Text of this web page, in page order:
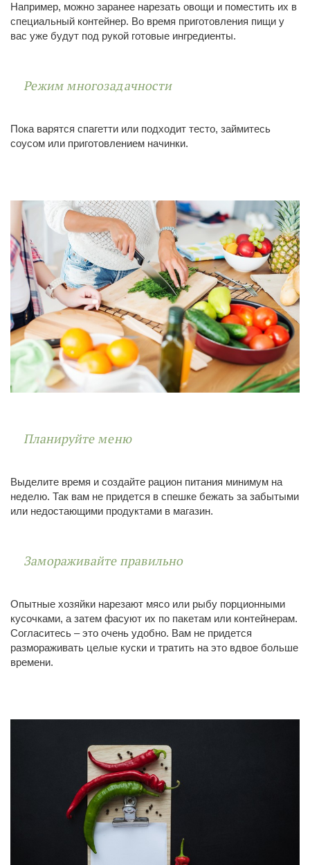
Например, можно заранее нарезать овощи и поместить их в
специальный контейнер. Во время приготовления пищи у
вас уже будут под рукой готовые ингредиенты.
Режим многозадачности
Пока варятся спагетти или подходит тесто, займитесь
соусом или приготовлением начинки.
Планируйте меню
Выделите время и создайте рацион питания минимум на
неделю. Так вам не придется в спешке бежать за забытыми
или недостающими продуктами в магазин.
Замораживайте правильно
Опытные хозяйки нарезают мясо или рыбу порционными
кусочками, а затем фасуют их по пакетам или контейнерам.
Согласитесь – это очень удобно. Вам не придется
размораживать целые куски и тратить на это вдвое больше
времени.